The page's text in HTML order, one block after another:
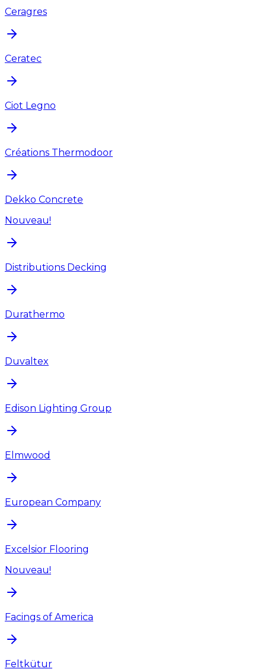
Ceragres
Ceratec
Ciot Legno
Créations Thermodoor
Dekko Concrete
Nouveau!
Distributions Decking
Durathermo
Duvaltex
Edison Lighting Group
Elmwood
European Company
Excelsior Flooring
Nouveau!
Facings of America
Feltkütur